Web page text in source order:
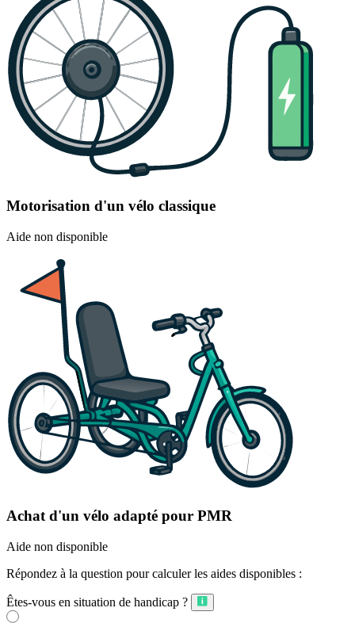
Motorisation d'un vélo classique
Aide non disponible
Achat d'un vélo adapté pour PMR
Aide non disponible
Répondez à la question pour calculer les aides disponibles :
Êtes-vous en situation de handicap ?